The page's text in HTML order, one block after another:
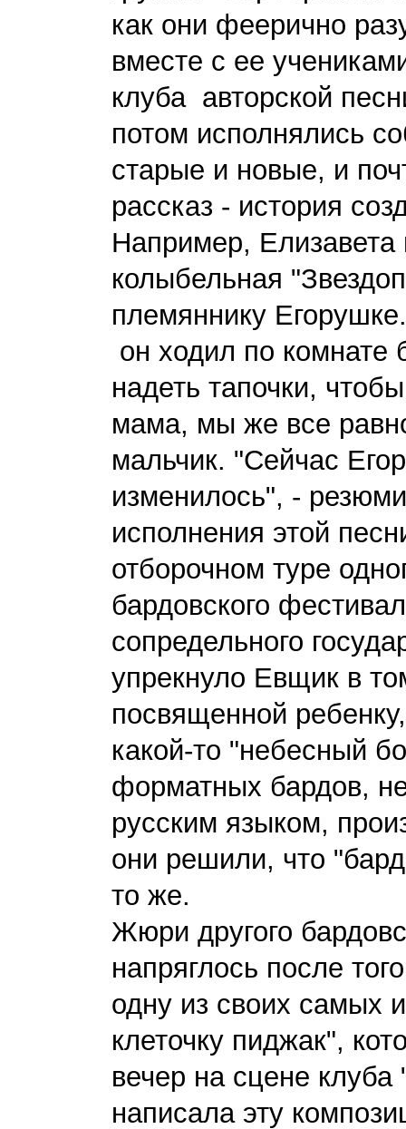
как они феерично
вместе с ее
клуба авторской
потом исполнялись
старые и новые, и
рассказ - история
Например, Елизавета
колыбельная
племяннику
он ходил по комнате
надеть тапочки,
мама, мы же все
мальчик. "Сейчас
изменилось", -
исполнения этой
отборочном туре
бардовского
сопредельного
упрекнуло Евщик в
посвященной
какой-то "небесный
форматных бардов,
русским языком,
они решили, что
то же.
Жюри другого
напряглось после
одну из своих самых
клеточку пиджак",
вечер на сцене
написала эту